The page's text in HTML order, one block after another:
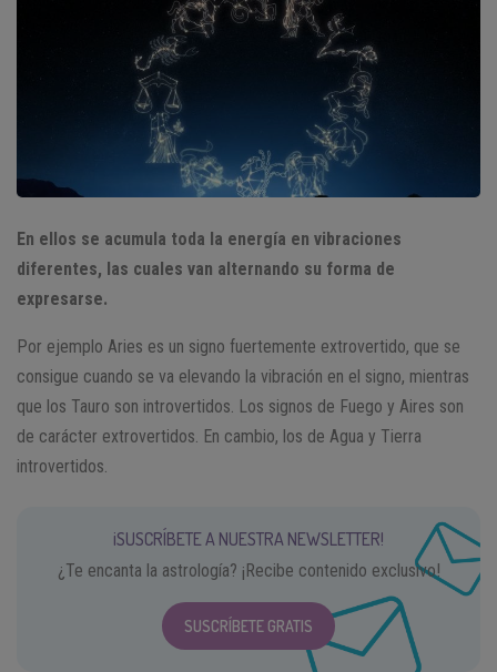
En ellos se acumula toda la energía en vibraciones
diferentes, las cuales van alternando su forma de
expresarse.
Por ejemplo Aries es un signo fuertemente extrovertido, que se
consigue cuando se va elevando la vibración en el signo, mientras
que los Tauro son introvertidos. Los signos de Fuego y Aires son
de carácter extrovertidos. En cambio, los de Agua y Tierra
introvertidos.
¡SUSCRÍBETE A NUESTRA NEWSLETTER!
¿Te encanta la astrología? ¡Recibe contenido exclusivo!
SUSCRÍBETE GRATIS